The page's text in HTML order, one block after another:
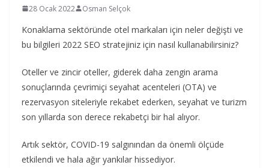
28 Ocak 2022 Osman Selçok
Konaklama sektöründe otel markaları için neler değişti ve
bu bilgileri 2022 SEO stratejiniz için nasıl kullanabilirsiniz?
Oteller ve zincir oteller, giderek daha zengin arama
sonuçlarında çevrimiçi seyahat acenteleri (OTA) ve
rezervasyon siteleriyle rekabet ederken, seyahat ve turizm
son yıllarda son derece rekabetçi bir hal alıyor.
Artık sektör, COVID-19 salgınından da önemli ölçüde
etkilendi ve hala ağır yankılar hissediyor.